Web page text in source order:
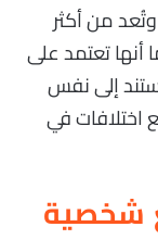
من أكثر
أنها تعتمد على
إلى نفس
في
شخصية